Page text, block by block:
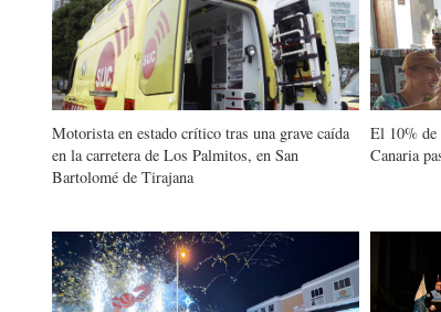
Motorista en estado crítico tras una grave caída
en la carretera de Los Palmitos, en San
Bartolomé de Tirajana
El 10% de
Canaria